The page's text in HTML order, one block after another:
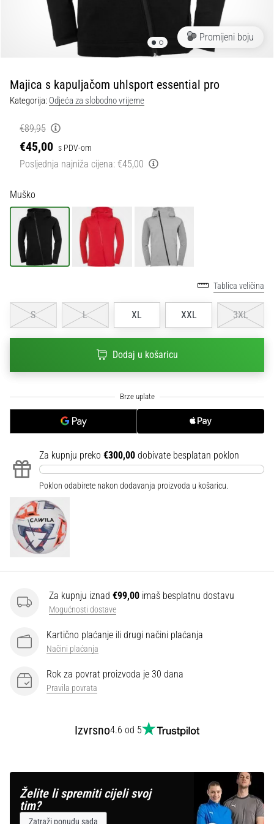
1. 7. 2025
•
1 min. čitanja
Play
for
More
za
ženski
EURO
2025
dresovima
i
kopačkama
svake
gola…
Prikaži
sve
članke
Promijeni boju
Majica s kapuljačom uhlsport essential pro
Kategorija: Odjeća za slobodno vrijeme
€89,95
€45,00 s PDV-om
Posljednja najniža cijena: €45,00
Muško
Tablica veličina
S L XL XXL 3XL
Dodaj u košaricu
Za kupnju preko €300,00 dobivate besplatan poklon
Poklon odabirete nakon dodavanja proizvoda u košaricu.
Za kupnju iznad €99,00 imaš besplatnu dostavu
Mogućnosti dostave
Kartično plaćanje ili drugi načini plaćanja
Načini plaćanja
Rok za povrat proizvoda je 30 dana
Pravila povrata
Izvrsno4.6 od 5
Želite li spremiti cijeli svoj
tim?
Zatraži ponudu sada